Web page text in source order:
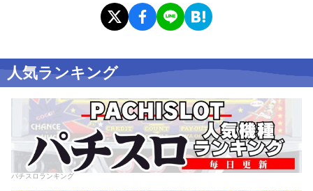
人気ランキング
パチスロランキング